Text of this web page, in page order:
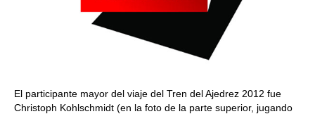
El participante mayor del viaje del Tren del Ajedrez 2012 fue
Christoph Kohlschmidt (en la foto de la parte superior, jugando